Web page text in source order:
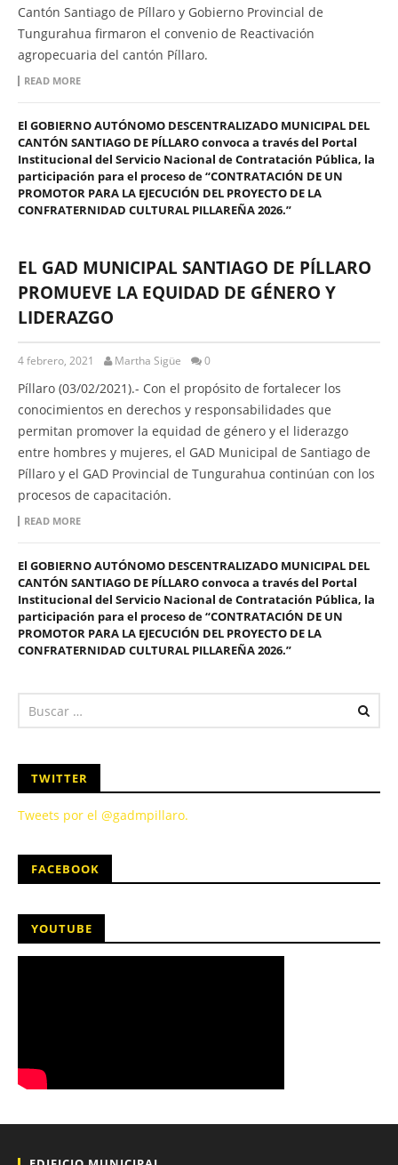
Cantón Santiago de Píllaro y Gobierno Provincial de
Tungurahua firmaron el convenio de Reactivación
agropecuaria del cantón Píllaro.
READ MORE
El GOBIERNO AUTÓNOMO DESCENTRALIZADO MUNICIPAL DEL
CANTÓN SANTIAGO DE PÍLLARO convoca a través del Portal
Institucional del Servicio Nacional de Contratación Pública, la
participación para el proceso de “CONTRATACIÓN DE UN
PROMOTOR PARA LA EJECUCIÓN DEL PROYECTO DE LA
CONFRATERNIDAD CULTURAL PILLAREÑA 2026.”
EL GAD MUNICIPAL SANTIAGO DE PÍLLARO
PROMUEVE LA EQUIDAD DE GÉNERO Y
LIDERAZGO
4 febrero, 2021 Martha Sigüe 0
Píllaro (03/02/2021).- Con el propósito de fortalecer los
conocimientos en derechos y responsabilidades que
permitan promover la equidad de género y el liderazgo
entre hombres y mujeres, el GAD Municipal de Santiago de
Píllaro y el GAD Provincial de Tungurahua continúan con los
procesos de capacitación.
READ MORE
El GOBIERNO AUTÓNOMO DESCENTRALIZADO MUNICIPAL DEL
CANTÓN SANTIAGO DE PÍLLARO convoca a través del Portal
Institucional del Servicio Nacional de Contratación Pública, la
participación para el proceso de “CONTRATACIÓN DE UN
PROMOTOR PARA LA EJECUCIÓN DEL PROYECTO DE LA
CONFRATERNIDAD CULTURAL PILLAREÑA 2026.”
TWITTER
Tweets por el @gadmpillaro.
FACEBOOK
YOUTUBE